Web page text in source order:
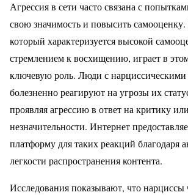
Агрессия в сети часто связана с
свою значимость и повысить
который характеризуется высокой
стремлением к восхищению, играет в
ключевую роль. Люди с нарциссическими
болезненно реагируют на угрозы их
проявляя агрессию в ответ на критику
незначительности. Интернет
платформу для таких реакций благодаря
легкости распространения контента.
Исследования показывают, что